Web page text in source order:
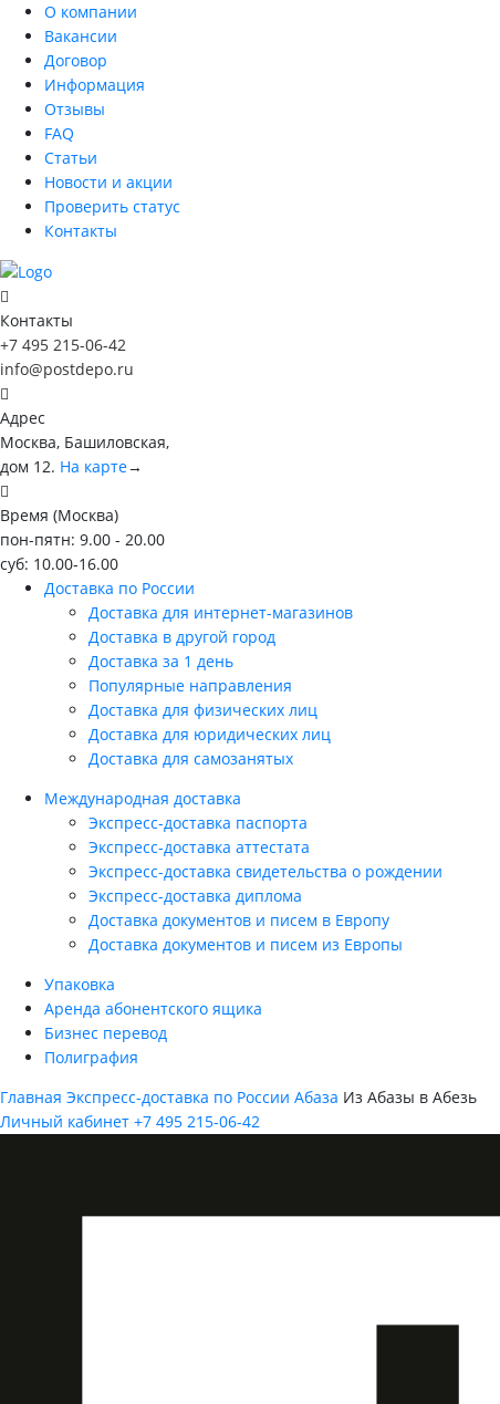
О компании
Вакансии
Договор
Информация
Отзывы
FAQ
Статьи
Новости и акции
Проверить статус
Контакты
Контакты
+7 495 215-06-42
info@postdepo.ru
Адрес
Москва, Башиловская,
дом 12. На карте→
Время (Москва)
пон-пятн: 9.00 - 20.00
суб: 10.00-16.00
Доставка по России
Доставка для интернет-магазинов
Доставка в другой город
Доставка за 1 день
Популярные направления
Доставка для физических лиц
Доставка для юридических лиц
Доставка для самозанятых
Международная доставка
Экспресс-доставка паспорта
Экспресс-доставка аттестата
Экспресс-доставка свидетельства о рождении
Экспресс-доставка диплома
Доставка документов и писем в Европу
Доставка документов и писем из Европы
Упаковка
Аренда абонентского ящика
Бизнес перевод
Полиграфия
Главная Экспресс-доставка по России Абаза Из Абазы в Абезь
Личный кабинет +7 495 215-06-42